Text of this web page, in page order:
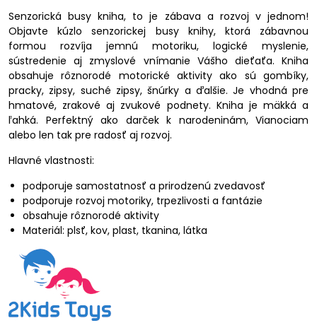
Senzorická busy kniha, to je zábava a rozvoj v jednom!
Objavte kúzlo senzorickej busy knihy, ktorá zábavnou
formou rozvíja jemnú motoriku, logické myslenie,
sústredenie aj zmyslové vnímanie Vášho dieťaťa. Kniha
obsahuje rôznorodé motorické aktivity ako sú gombíky,
pracky, zipsy, suché zipsy, šnúrky a ďalšie. Je vhodná pre
hmatové, zrakové aj zvukové podnety. Kniha je mäkká a
ľahká. Perfektný ako darček k narodeninám, Vianociam
alebo len tak pre radosť aj rozvoj.
Hlavné vlastnosti:
podporuje samostatnosť a prirodzenú zvedavosť
podporuje rozvoj motoriky, trpezlivosti a fantázie
obsahuje rôznorodé aktivity
Materiál: plsť, kov, plast, tkanina, látka